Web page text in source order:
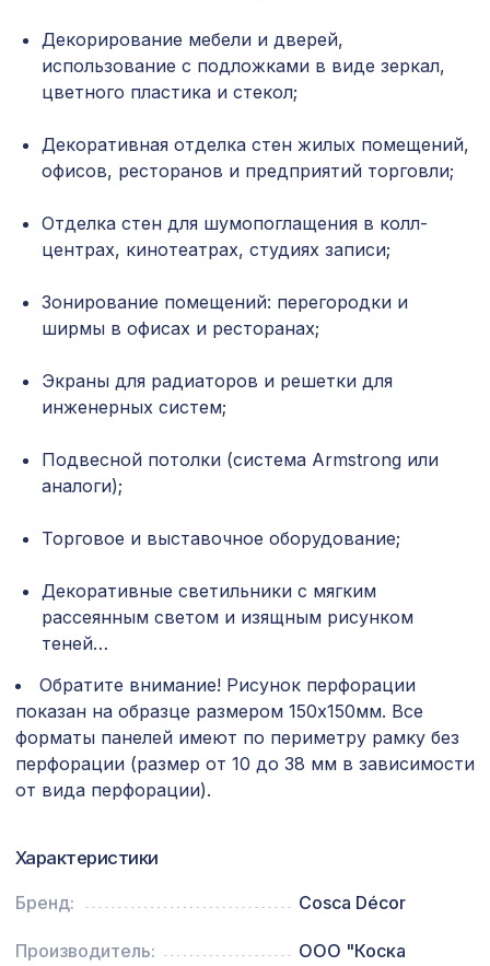
ГОТИКА, белый
Перфорированная панель ДАМАСКО,
1030х695мм, ХДФ, клён
878 ₽
(импорт)
144 ₽
Экополимер/25
Молдинг MX011, 40х14, 2000мм,
Натуральные обои Cosca Саванна
5025, 0,91 x 5,5 м
Натуральные обои Cosca Traditional
Prints L5020, 0,91 x 6,2 м
Перфорированная панель
ДАМАСКО, 2070х930мм, ХДФ, дуб
сонома
2699 ₽
Перфорированная панель КВАДРО
8-28, 2800х1250мм, ХДФ, ольха
Натуральные обои Cosca Лино
Персиа, 0,91 x 5,5 м
2790х1020мм, ХДФ, белая
для балки 90х60мм дуб светлый,
консоль рустик
127 ₽
Перфорированная панель ИНДИЯ,
Натуральные обои Cosca Джакарта,
РОМАНИКО СКАЧЧО, 595х595мм, ХДФ,
клён
Декорирование мебели и дверей,
использование с подложками в виде зеркал,
цветного пластика и стекол;
Декоративная отделка стен жилых помещений,
офисов, ресторанов и предприятий торговли;
Отделка стен для шумопоглащения в колл-
центрах, кинотеатрах, студиях записи;
Зонирование помещений: перегородки и
ширмы в офисах и ресторанах;
Экраны для радиаторов и решетки для
инженерных систем;
Подвесной потолки (система Armstrong или
аналоги);
Торговое и выставочное оборудование;
Декоративные светильники с мягким
рассеянным светом и изящным рисунком
теней…
Обратите внимание! Рисунок перфорации
показан на образце размером 150х150мм. Все
форматы панелей имеют по периметру рамку без
перфорации (размер от 10 до 38 мм в зависимости
от вида перфорации).
Характеристики
Бренд: Cosca Décor
Производитель:
ООО "Коска